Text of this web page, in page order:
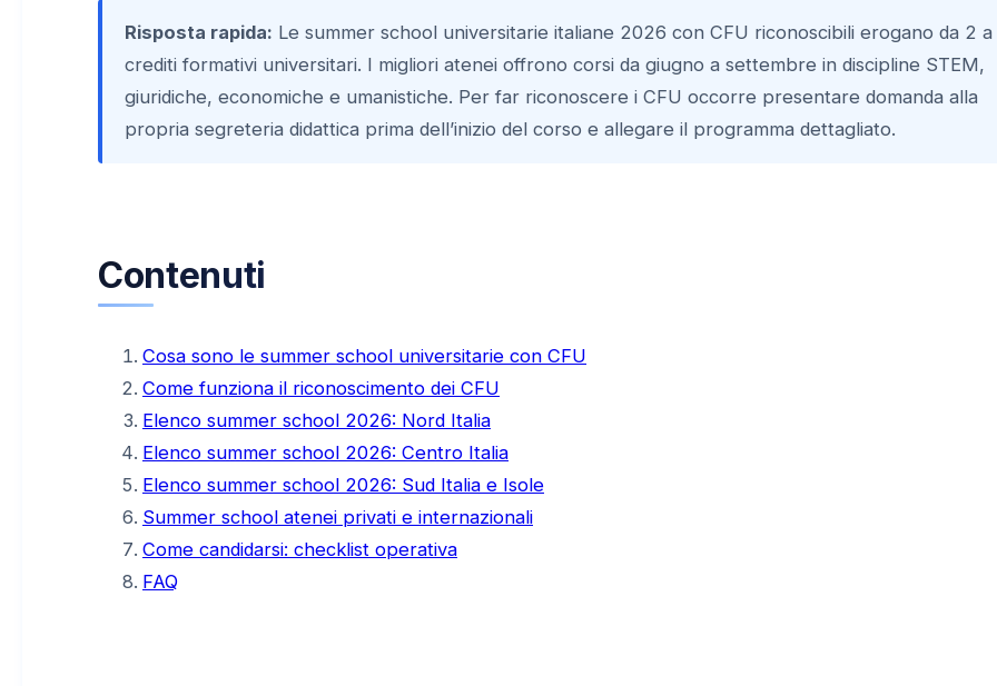
Risposta rapida: Le summer school universitarie italiane 2026 con CFU riconoscibili erogano da 2 a
crediti formativi universitari. I migliori atenei offrono corsi da giugno a settembre in discipline STEM,
giuridiche, economiche e umanistiche. Per far riconoscere i CFU occorre presentare domanda alla
propria segreteria didattica prima dell’inizio del corso e allegare il programma dettagliato.
Contenuti
Cosa sono le summer school universitarie con CFU
Come funziona il riconoscimento dei CFU
Elenco summer school 2026: Nord Italia
Elenco summer school 2026: Centro Italia
Elenco summer school 2026: Sud Italia e Isole
Summer school atenei privati e internazionali
Come candidarsi: checklist operativa
FAQ